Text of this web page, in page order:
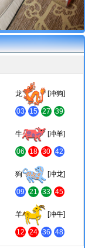
龙 [冲狗]
03 15 27 39
牛 [冲羊]
06 18 30 42
狗 [冲龙]
09 21 33 45
羊 [冲牛]
12 24 36 48